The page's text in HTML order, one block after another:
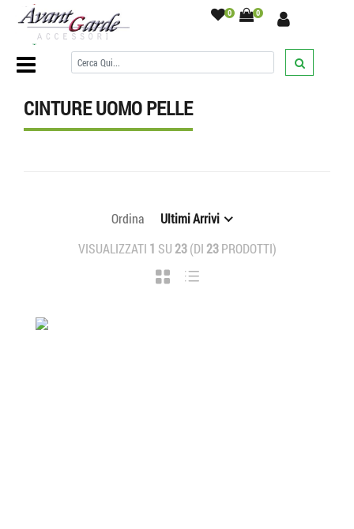
0 0
Home Page/CINTURE UOMO/Pelle/
CINTURE UOMO PELLE
Ordina
Ultimi Arrivi
VISUALIZZATI 1 SU 23(DI 23PRODOTTI)